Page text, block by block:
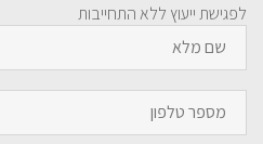
לפגישת ייעוץ ללא התחייבות